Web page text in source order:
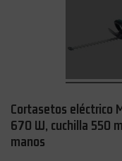
Cortasetos eléctrico
670 W, cuchilla 550
manos